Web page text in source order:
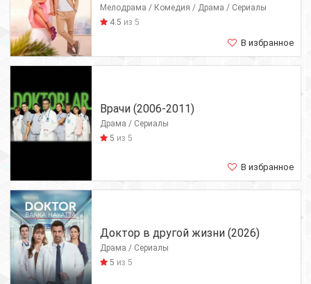
Мелодрама / Комедия / Драма / Сериалы
4.5 из 5
В избранное
Врачи (2006-2011)
Драма / Сериалы
5 из 5
В избранное
Доктор в другой жизни (2026)
Драма / Сериалы
5 из 5